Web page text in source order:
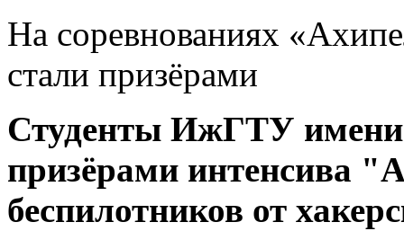
На соревнованиях
стали призёрами
Студенты ИжГТУ
призёрами интенсива
беспилотников от